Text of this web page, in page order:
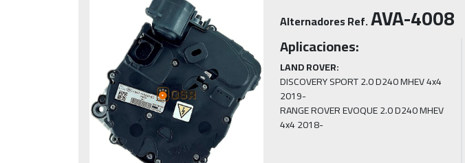
Alternadores Ref.AVA-4008
Aplicaciones:
LAND ROVER:
DISCOVERY SPORT 2.0 D240 MHEV 4x4
2019-
RANGE ROVER EVOQUE 2.0 D240 MHEV
4x4 2018-